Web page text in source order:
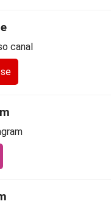
canal